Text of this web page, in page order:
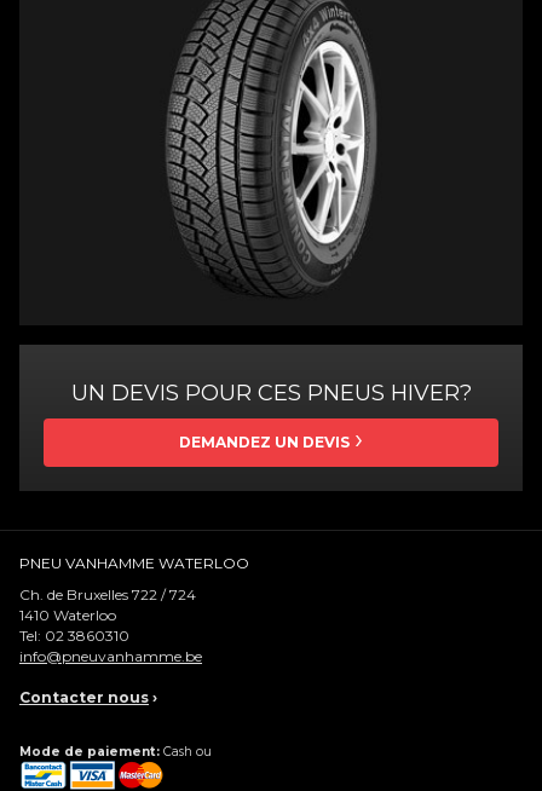
UN DEVIS POUR CES PNEUS HIVER?
DEMANDEZ UN DEVIS
PNEU VANHAMME WATERLOO
Ch. de Bruxelles 722 / 724
1410 Waterloo
Tel: 02 3860310
info@pneuvanhamme.be
Contacter nous ›
Mode de paiement: Cash ou